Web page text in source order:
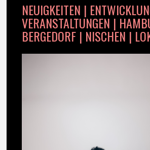
NEUIGKEITEN |
VERANSTALTUNGEN |
BERGEDORF | NISCHEN |